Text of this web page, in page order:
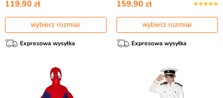
119,90 zł
wybierz rozmiar
Expresowa wysyłka
159,90 zł
wybierz rozmiar
Expresowa wysyłka